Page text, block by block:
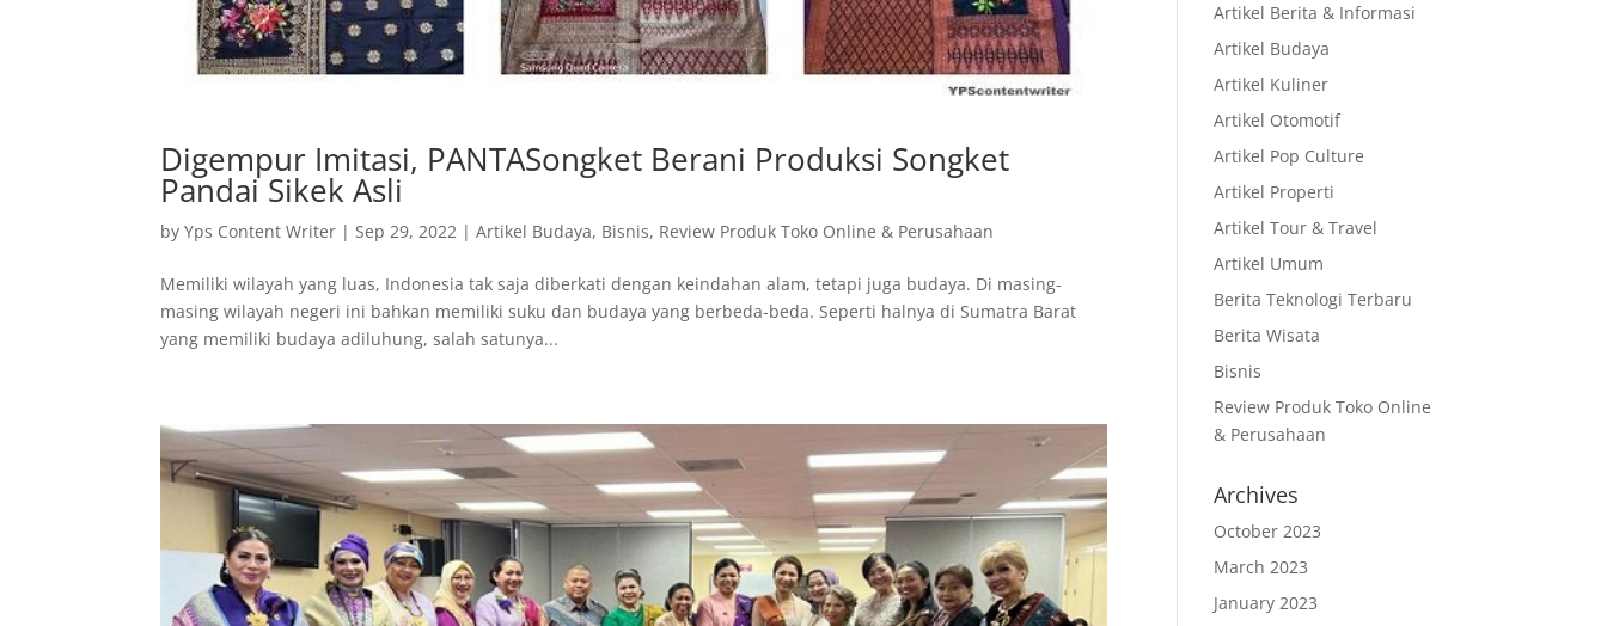
Digempur Imitasi, PANTASongket Berani Produksi Songket
Pandai Sikek Asli
byYps Content Writer | Sep 29, 2022 |Artikel Budaya, Bisnis, Review Produk Toko Online & Perusahaan
Memiliki wilayah yang luas, Indonesia tak saja diberkati dengan keindahan alam, tetapi juga budaya. Di masing-
masing wilayah negeri ini bahkan memiliki suku dan budaya yang berbeda-beda. Seperti halnya di Sumatra Barat
yang memiliki budaya adiluhung, salah satunya...
Artikel Berita & Informasi
Artikel Budaya
Artikel Kuliner
Artikel Otomotif
Artikel Pop Culture
Artikel Properti
Artikel Tour & Travel
Artikel Umum
Berita Teknologi Terbaru
Berita Wisata
Bisnis
Review Produk Toko Online
& Perusahaan
Archives
October 2023
March 2023
January 2023